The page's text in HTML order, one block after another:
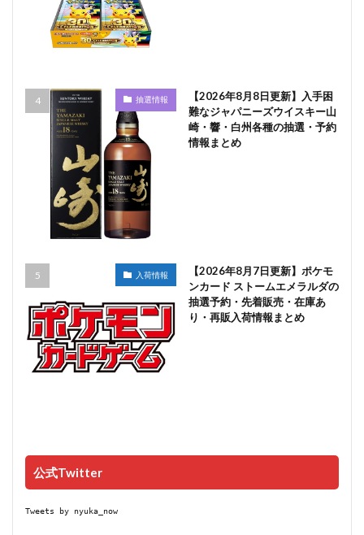
抽選情報
【2026年8月8日更新】入手困
難なジャパニーズウイスキー山
崎・響・白州各種の抽選・予約
情報まとめ
入荷情報
【2026年8月7日更新】ポケモ
ンカード ストームエメラルダの
抽選予約・先着販売・在庫あ
り・再販入荷情報まとめ
公式Twitter
Tweets by nyuka_now